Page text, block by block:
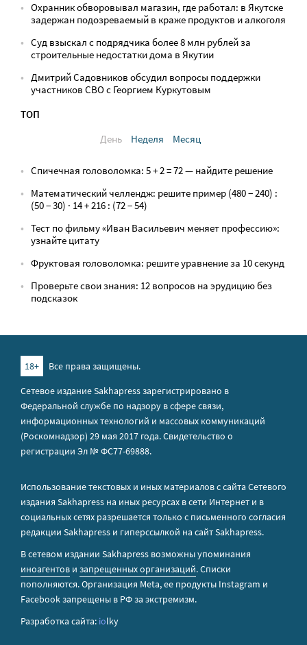
Охранник обворовывал магазин, где работал: в Якутске
задержан подозреваемый в краже продуктов и алкоголя
Суд взыскал с подрядчика более 8 млн рублей за
строительные недостатки дома в Якутии
Дмитрий Садовников обсудил вопросы поддержки
участников СВО с Георгием Куркутовым
ТОП
День
Неделя Месяц
Спичечная головоломка: 5 + 2 = 72 — найдите решение
Математический челлендж: решите пример (480 − 240) :
(50 − 30) · 14 + 216 : (72 − 54)
Тест по фильму «Иван Васильевич меняет профессию»:
узнайте цитату
Фруктовая головоломка: решите уравнение за 10 секунд
Проверьте свои знания: 12 вопросов на эрудицию без
подсказок
18+
Все права защищены.
Сетевое издание Sakhapress зарегистрировано в
Федеральной службе по надзору в сфере связи,
информационных технологий и массовых коммуникаций
(Роскомнадзор) 29 мая 2017 года. Свидетельство о
регистрации Эл № ФС77-69888.
Использование текстовых и иных материалов с сайта Сетевого
издания Sakhapress на иных ресурсах в сети Интернет и в
социальных сетях разрешается только с письменного согласия
редакции Sakhapress и гиперссылкой на сайт Sakhapress.
В сетевом издании Sakhapress возможны упоминания
иноагентов и запрещенных организаций. Списки
пополняются. Организация Metа, ее продукты Instagram и
Facebook запрещены в РФ за экстремизм.
Разработка сайта: iolky